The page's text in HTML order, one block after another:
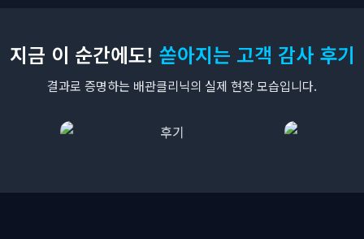
지금 이 순간에도! 쏟아지는 고객 감사 후기
결과로 증명하는 배관클리닉의 실제 현장 모습입니다.